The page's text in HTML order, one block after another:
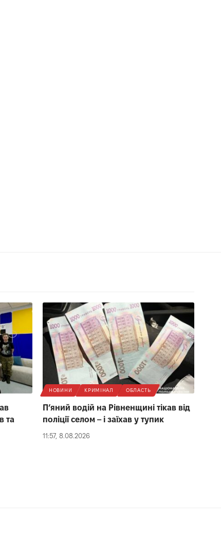
та
НОВИНИ КРИМІНАЛ ОБЛАСТЬ
П’яний водій на Рівненщині тікав від
поліції селом – і заїхав у тупик
11:57, 8.08.2026